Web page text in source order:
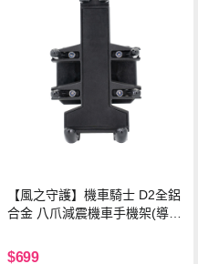
【風之守護】機車騎士 D2全鋁
合金 八爪減震機車手機架(導航
族)
$699